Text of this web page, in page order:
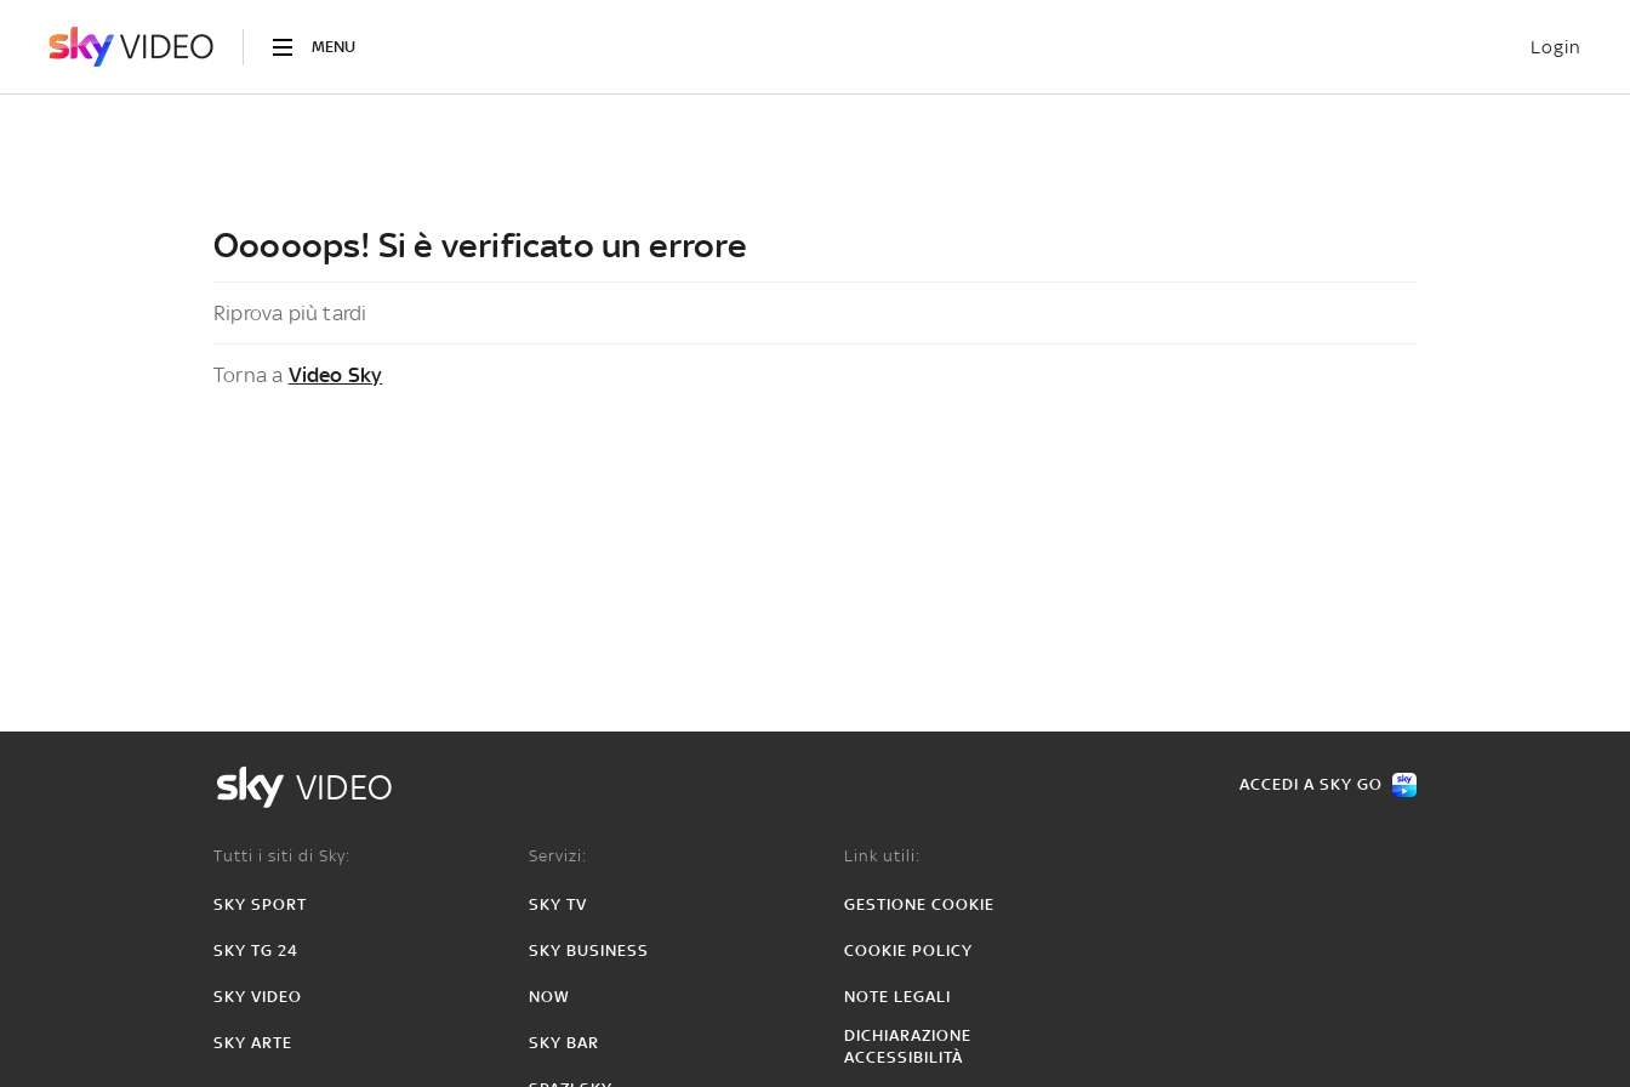
MENU Login
Ooooops! Si è verificato un errore
Riprova più tardi
Torna a Video Sky
VIDEO ACCEDI A SKY GO
Tutti i siti di Sky:
SKY SPORT
SKY TG 24
SKY VIDEO
SKY ARTE
Servizi:
SKY TV
SKY BUSINESS
NOW
SKY BAR
Link utili:
GESTIONE COOKIE
COOKIE POLICY
NOTE LEGALI
DICHIARAZIONE
ACCESSIBILITÀ